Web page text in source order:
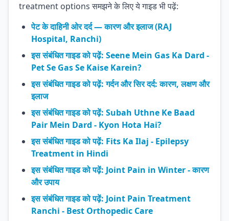
treatment options समझने के लिए ये गाइड भी पढ़ें:
पेट के दाहिनी ओर दर्द — कारण और इलाज (RAJ
Hospital, Ranchi)
इस संबंधित गाइड को पढ़ें: Seene Mein Gas Ka Dard -
Pet Se Gas Se Kaise Karein?
इस संबंधित गाइड को पढ़ें: गर्दन और सिर दर्द: कारण, लक्षण और
इलाज
इस संबंधित गाइड को पढ़ें: Subah Uthne Ke Baad
Pair Mein Dard - Kyon Hota Hai?
इस संबंधित गाइड को पढ़ें: Fits Ka Ilaj - Epilepsy
Treatment in Hindi
इस संबंधित गाइड को पढ़ें: Joint Pain in Winter - कारण
और उपाय
इस संबंधित गाइड को पढ़ें: Joint Pain Treatment
Ranchi - Best Orthopedic Care